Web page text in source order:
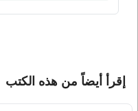
إقرأ أيضاً من هذه الكتب